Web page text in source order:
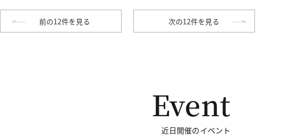
前の12件を見る 次の12件を見る
Event
近日開催のイベント